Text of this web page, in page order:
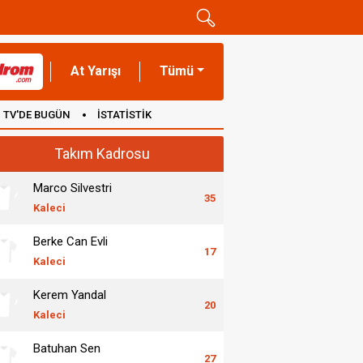
At Yarışı Tümü
TV'DE BUGÜN İSTATİSTİK
Takım Kadrosu
Marco Silvestri
Kaleci
35
Berke Can Evli
Kaleci
17
Kerem Yandal
Kaleci
20
Batuhan Sen
27